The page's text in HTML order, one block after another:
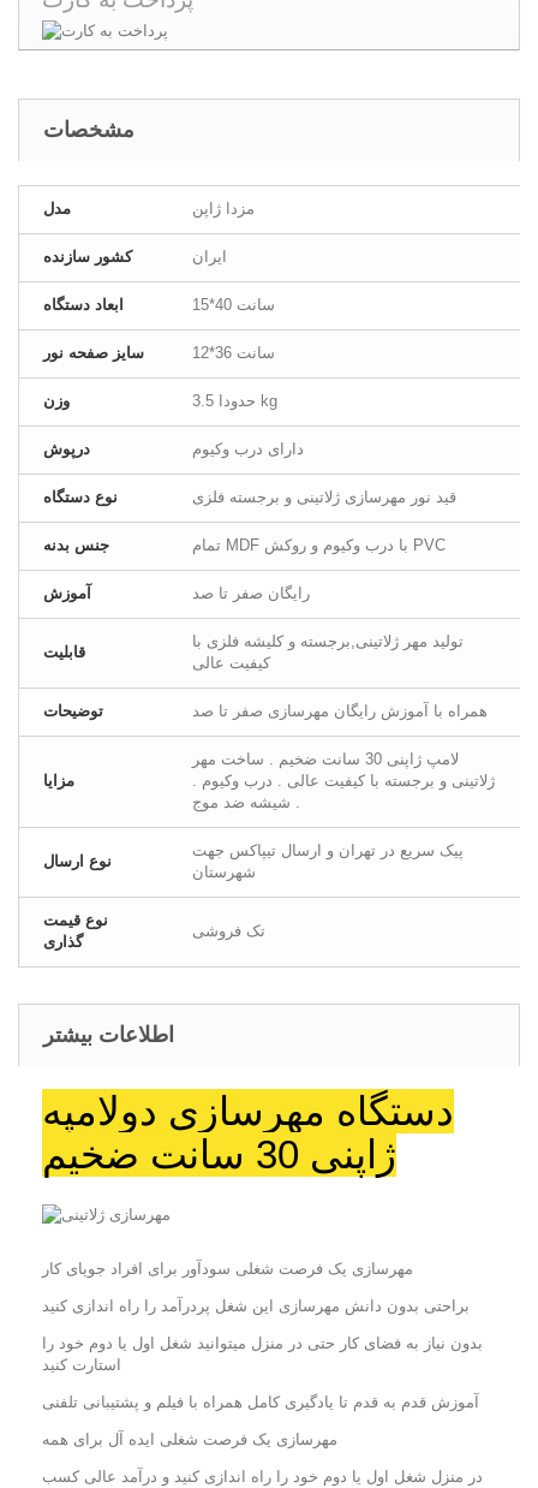
مشخصات
مدل مزدا ژاپن
کشور سازنده ایران
ابعاد دستگاه 15*40 سانت
سایز صفحه نور 12*36 سانت
وزن حدودا 3.5 kg
درپوش دارای درب وکیوم
نوع دستگاه قید نور مهرسازی ژلاتینی و برجسته فلزی
جنس بدنه تمام MDF با درب وکیوم و روکش PVC
آموزش رایگان صفر تا صد
قابلیت
تولید مهر ژلاتینی,برجسته و کلیشه فلزی با
کیفیت عالی
توضیحات همراه با آموزش رایگان مهرسازی صفر تا صد
مزایا
لامپ ژاپنی 30 سانت ضخیم . ساخت مهر
ژلاتینی و برجسته با کیفیت عالی . درب وکیوم .
نوع ارسال
پیک سریع در تهران و ارسال تیپاکس جهت
شهرستان
نوع قیمت
گذاری
تک فروشی
اطلاعات بیشتر
دستگاه مهرسازی دولامپه
ژاپنی 30 سانت ضخیم
مهرسازی یک فرصت شغلی سودآور برای افراد جویای کار
براحتی بدون دانش مهرسازی این شغل پردرآمد را راه اندازی کنید
بدون نیاز به فضای کار حتی در منزل میتوانید شغل اول یا دوم خود را
استارت کنید
آموزش قدم به قدم تا یادگیری کامل همراه با فیلم و پشتیبانی تلفنی
مهرسازی یک فرصت شغلی ایده آل برای همه
در منزل شغل اول یا دوم خود را راه اندازی کنید و درآمد عالی کسب